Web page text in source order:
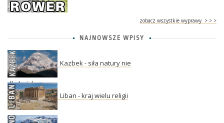
zobacz wszystkie wyprawy > > >
NAJNOWSZE WPISY
Kazbek - siła natury nie
dla każdego
Liban - kraj wielu religii